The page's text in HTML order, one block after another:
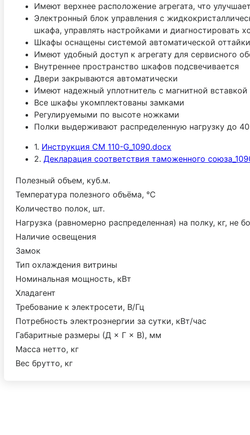
Имеют верхнее расположение агрегата, что
Электронный блок управления с
шкафа, управлять настройками и диагностировать
Шкафы оснащены системой автоматической
Имеют удобный доступ к агрегату для сервисного
Внутреннее пространство шкафов подсвечивается
Двери закрываются автоматически
Имеют надежный уплотнитель с магнитной вставкой
Все шкафы укомплектованы замками
Регулируемыми по высоте ножками
Полки выдерживают распределенную нагрузку до 40
1. Инструкция CM 110-G_1090.docx
2. Декларация соответствия таможенного
Полезный объем, куб.м.
Температура полезного объёма, °С
Количество полок, шт.
Нагрузка (равномерно распределенная) на полку, кг, не
Наличие освещения
Замок
Тип охлаждения витрины
Номинальная мощность, кВт
Хладагент
Требование к электросети, В/Гц
Потребность электроэнергии за сутки, кВт/час
Габаритные размеры (Д × Г × В), мм
Масса нетто, кг
Вес брутто, кг